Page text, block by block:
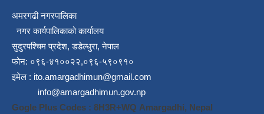
अमरगढी नगरपालिका
नगर कार्यपालिकाको कार्यालय
सुदुरपश्चिम प्रदेश, डडेल्धुरा, नेपाल
फोन: ०९६-४१००२२,०९६-५९०९१०
इमेल : ito.amargadhimun@gmail.com
info@amargadhimun.gov.np
Gogle Plus Codes : 8H3R+WQ Amargadhi, Nepal